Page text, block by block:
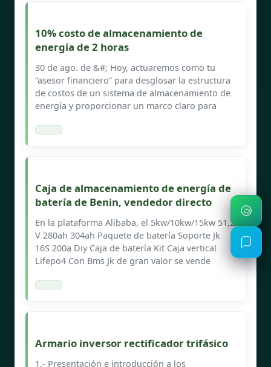
10% costo de almacenamiento de
energía de 2 horas
30 de ago. de &#; Hoy, actuaremos como tu
“asesor financiero” para desglosar la estructura
de costos de un sistema de almacenamiento de
energía y proporcionar un marco claro para
Caja de almacenamiento de energía de
batería de Benin, vendedor directo
En la plataforma Alibaba, el 5kw/10kw/15kw 51,2
V 280ah 304ah Paquete de batería Soporte Jk
16S 200a Diy Caja de batería Kit Caja vertical
Lifepo4 Con Bms Jk de gran valor se vende
Armario inversor rectificador trifásico
1.- Presentación e introducción a los